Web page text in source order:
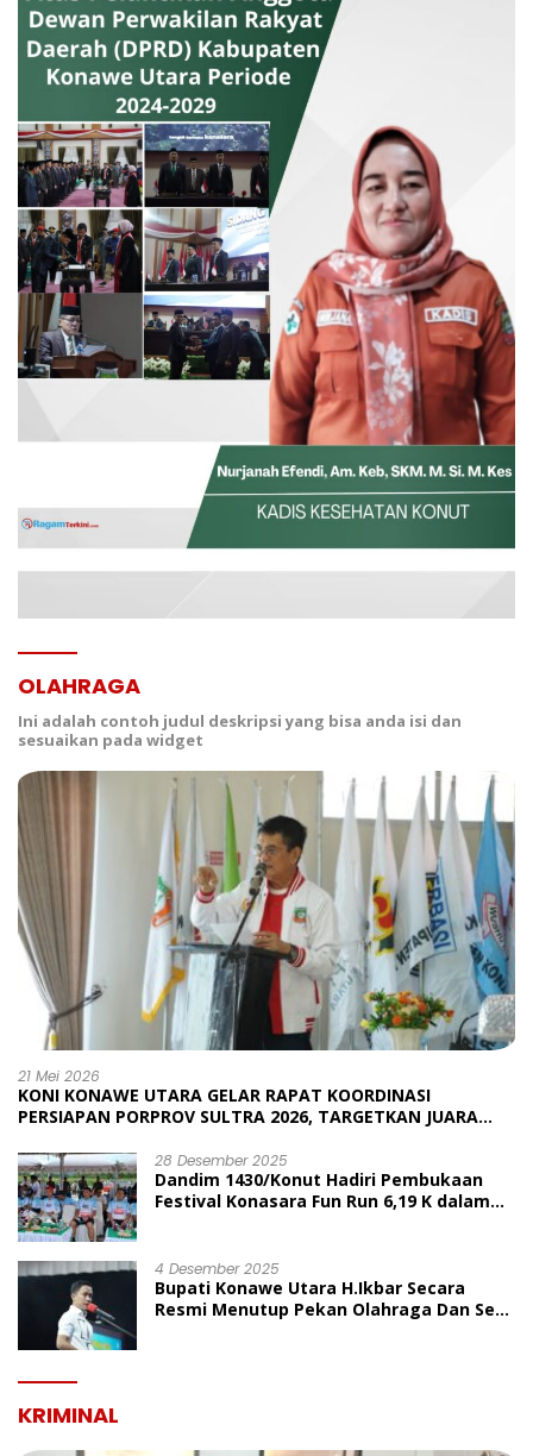
OLAHRAGA
Ini adalah contoh judul deskripsi yang bisa anda isi dan
sesuaikan pada widget
21 Mei 2026
KONI KONAWE UTARA GELAR RAPAT KOORDINASI
PERSIAPAN PORPROV SULTRA 2026, TARGETKAN JUARA
28 Desember 2025
Dandim 1430/Konut Hadiri Pembukaan
Festival Konasara Fun Run 6,19 K dalam
4 Desember 2025
Bupati Konawe Utara H.Ikbar Secara
Resmi Menutup Pekan Olahraga Dan Seni
KRIMINAL